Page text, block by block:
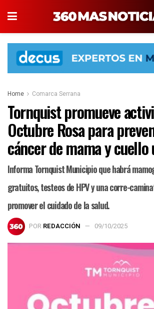
Home Comarca Serrana
Tornquist promueve
Octubre Rosa para
cáncer de mama y
Informa Tornquist Municipio que habrá
gratuitos, testeos de HPV y una corre-
promover el cuidado de la salud.
POR REDACCIÓN 09/10/2025